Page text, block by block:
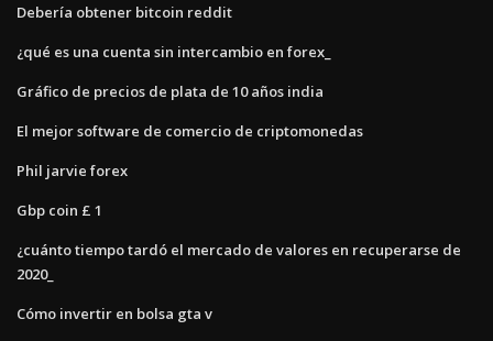
Debería obtener bitcoin reddit
¿qué es una cuenta sin intercambio en forex_
Gráfico de precios de plata de 10 años india
El mejor software de comercio de criptomonedas
Phil jarvie forex
Gbp coin £ 1
¿cuánto tiempo tardó el mercado de valores en recuperarse de
2020_
Cómo invertir en bolsa gta v